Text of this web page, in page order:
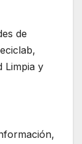
de
Limpia y